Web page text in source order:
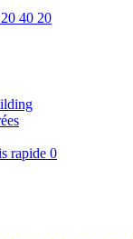
40 20
rapide 0